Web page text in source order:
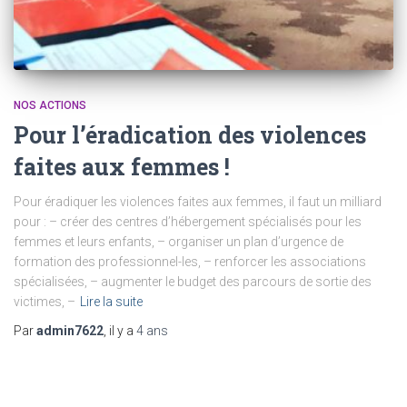
NOS ACTIONS
Pour l’éradication des violences
faites aux femmes !
Pour éradiquer les violences faites aux femmes, il faut un milliard
pour : – créer des centres d’hébergement spécialisés pour les
femmes et leurs enfants, – organiser un plan d’urgence de
formation des professionnel-les, – renforcer les associations
spécialisées, – augmenter le budget des parcours de sortie des
victimes, –
Lire la suite
Paradmin7622 , il y a 4 ans